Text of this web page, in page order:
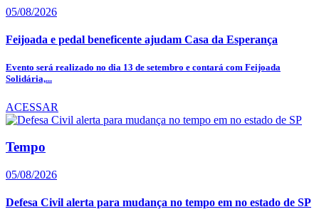
05/08/2026
Feijoada e pedal beneficente ajudam Casa da Esperança
Evento será realizado no dia 13 de setembro e contará com Feijoada
Solidária,...
ACESSAR
Tempo
05/08/2026
Defesa Civil alerta para mudança no tempo em no estado de SP